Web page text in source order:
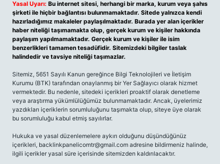
Yasal Uyarı: Bu internet sitesi, herhangi bir marka, kurum veya şahıs
şirketi ile hiçbir bağlantısı bulunmamaktadır. Sitede yalnızca kendi
hazırladığımız makaleler paylaşılmaktadır. Burada yer alan içerikler
haber niteliği taşımamakta olup, gerçek kurum ve kişiler hakkında
paylaşım yapılmamaktadır. Gerçek kurum ve kişiler ile isim
benzerlikleri tamamen tesadüfidir. Sitemizdeki bilgiler taslak
halindedir ve tavsiye niteliği taşımazlar.
Sitemiz, 5651 Sayılı Kanun gereğince Bilgi Teknolojileri ve İletişim
Kurumu (BTK) tarafından onaylanmış bir Yer Sağlayıcı olarak hizmet
vermektedir. Bu nedenle, sitedeki içerikleri proaktif olarak denetleme
veya araştırma yükümlülüğümüz bulunmamaktadır. Ancak, üyelerimiz
yazdıkları içeriklerin sorumluluğunu taşımakta olup, siteye üye olarak
bu sorumluluğu kabul etmiş sayılırlar.
Hukuka ve yasal düzenlemelere aykırı olduğunu düşündüğünüz
içerikleri, backlinkpanelicomtr@gmail.com adresine bildirmeniz halinde,
ilgili içerikler yasal süre içerisinde sitemizden kaldırılacaktır.